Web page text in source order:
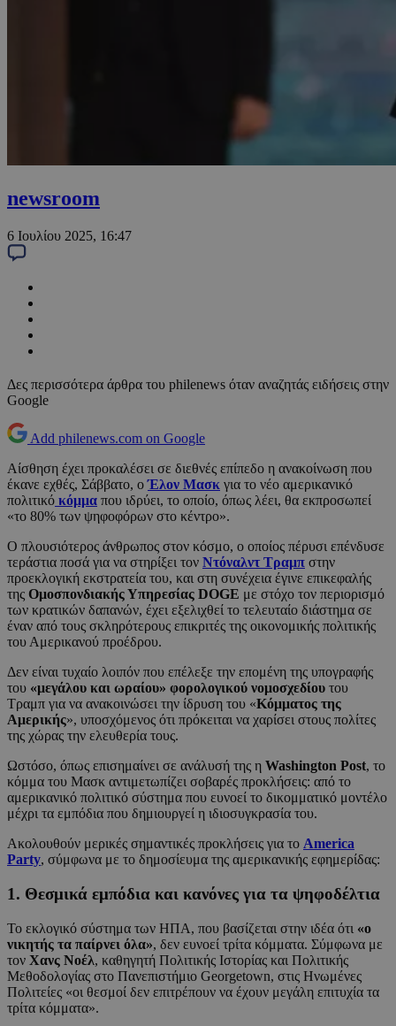
newsroom
6 Ιουλίου 2025, 16:47
Δες περισσότερα άρθρα του philenews όταν αναζητάς ειδήσεις στην
Google
Add philenews.com on Google
Αίσθηση έχει προκαλέσει σε διεθνές επίπεδο η ανακοίνωση που
έκανε εχθές, Σάββατο, οΈλον Μασκ για το νέο αμερικανικό
πολιτικό κόμμα που ιδρύει, το οποίο, όπως λέει, θα εκπροσωπεί
«το 80% των ψηφοφόρων στο κέντρο».
Ο πλουσιότερος άνθρωπος στον κόσμο, ο οποίος πέρυσι επένδυσε
τεράστια ποσά για να στηρίξει τον Ντόναλντ Τραμπ στην
προεκλογική εκστρατεία του, και στη συνέχεια έγινε επικεφαλής
της Ομοσπονδιακής Υπηρεσίας DOGE με στόχο τον περιορισμό
των κρατικών δαπανών, έχει εξελιχθεί το τελευταίο διάστημα σε
έναν από τους σκληρότερους επικριτές της οικονομικής πολιτικής
του Αμερικανού προέδρου.
Δεν είναι τυχαίο λοιπόν που επέλεξε την επομένη της υπογραφής
του «μεγάλου και ωραίου» φορολογικού νομοσχεδίου του
Τραμπ για να ανακοινώσει την ίδρυση του «Κόμματος της
Αμερικής», υποσχόμενος ότι πρόκειται να χαρίσει στους πολίτες
της χώρας την ελευθερία τους.
Ωστόσο, όπως επισημαίνει σε ανάλυσή της η Washington Post, το
κόμμα του Μασκ αντιμετωπίζει σοβαρές προκλήσεις: από το
αμερικανικό πολιτικό σύστημα που ευνοεί το δικομματικό μοντέλο
μέχρι τα εμπόδια που δημιουργεί η ιδιοσυγκρασία του.
Ακολουθούν μερικές σημαντικές προκλήσεις για το America
Party, σύμφωνα με το δημοσίευμα της αμερικανικής εφημερίδας:
1. Θεσμικά εμπόδια και κανόνες για τα ψηφοδέλτια
Το εκλογικό σύστημα των ΗΠΑ, που βασίζεται στην ιδέα ότι «ο
νικητής τα παίρνει όλα», δεν ευνοεί τρίτα κόμματα. Σύμφωνα με
τον Χανς Νοέλ, καθηγητή Πολιτικής Ιστορίας και Πολιτικής
Μεθοδολογίας στο Πανεπιστήμιο Georgetown, στις Ηνωμένες
Πολιτείες «οι θεσμοί δεν επιτρέπουν να έχουν μεγάλη επιτυχία τα
τρίτα κόμματα».